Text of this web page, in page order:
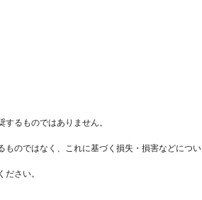
るものではありません。
のではなく、これに基づく損失・損害などについ
さい。